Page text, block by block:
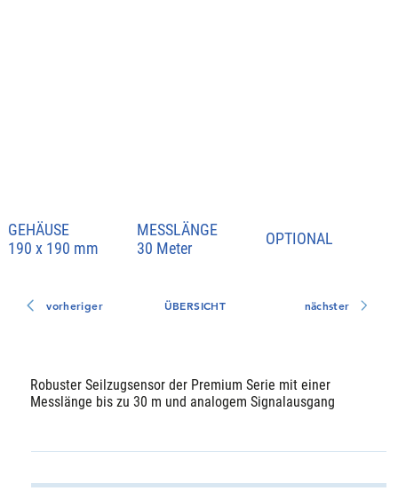
MESSLÄNGE
30 Meter
GEHÄUSE
190 x 190 mm
OPTIONAL
ÜBERSICHT
vorheriger nächster
Robuster Seilzugsensor der Premium Serie mit einer
Messlänge bis zu 30 m und analogem Signalausgang